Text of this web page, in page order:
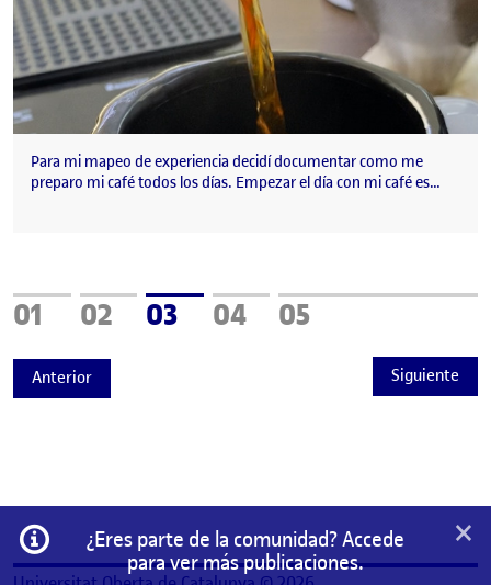
Para mi mapeo de experiencia decidí documentar como me
preparo mi café todos los días. Empezar el día con mi café es…
Anterior
Página
01 Página
02 Página
03 Página
04 Página
05
Siguiente
Información
¿Eres parte de la comunidad? Accede
para ver más publicaciones.
×